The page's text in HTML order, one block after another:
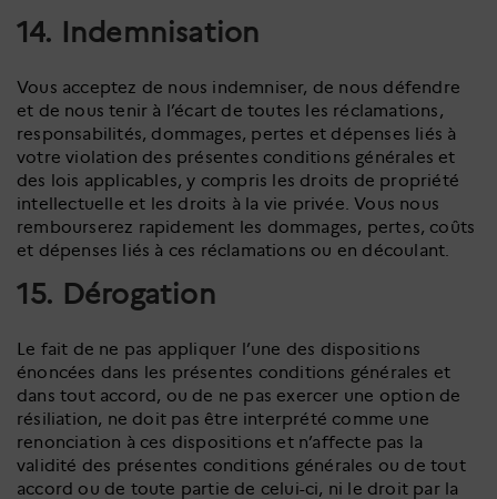
14. Indemnisation
Vous acceptez de nous indemniser, de nous défendre
et de nous tenir à l’écart de toutes les réclamations,
responsabilités, dommages, pertes et dépenses liés à
votre violation des présentes conditions générales et
des lois applicables, y compris les droits de propriété
intellectuelle et les droits à la vie privée. Vous nous
rembourserez rapidement les dommages, pertes, coûts
et dépenses liés à ces réclamations ou en découlant.
15. Dérogation
Le fait de ne pas appliquer l’une des dispositions
énoncées dans les présentes conditions générales et
dans tout accord, ou de ne pas exercer une option de
résiliation, ne doit pas être interprété comme une
renonciation à ces dispositions et n’affecte pas la
validité des présentes conditions générales ou de tout
accord ou de toute partie de celui-ci, ni le droit par la